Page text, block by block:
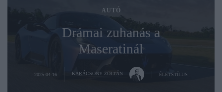
AUTÓ
Drámai zuhanás a
Maseratinál
2025-04-16 KARÁCSONY ZOLTÁN ÉLETSTÍLUS